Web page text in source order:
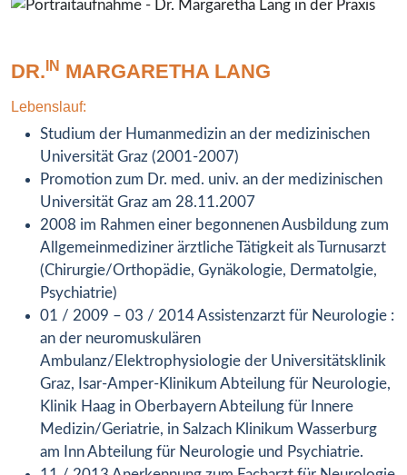
DR.IN MARGARETHA LANG
Lebenslauf:
Studium der Humanmedizin an der medizinischen
Universität Graz (2001-2007)
Promotion zum Dr. med. univ. an der medizinischen
Universität Graz am 28.11.2007
2008 im Rahmen einer begonnenen Ausbildung zum
Allgemeinmediziner ärztliche Tätigkeit als Turnusarzt
(Chirurgie/Orthopädie, Gynäkologie, Dermatolgie,
Psychiatrie)
01 / 2009 – 03 / 2014 Assistenzarzt für Neurologie :
an der neuromuskulären
Ambulanz/Elektrophysiologie der Universitätsklinik
Graz, Isar-Amper-Klinikum Abteilung für Neurologie,
Klinik Haag in Oberbayern Abteilung für Innere
Medizin/Geriatrie, in Salzach Klinikum Wasserburg
am Inn Abteilung für Neurologie und Psychiatrie.